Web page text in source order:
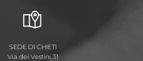
SEDE DI CHIETI
Via dei Vestini,31